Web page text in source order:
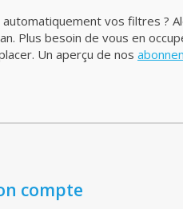
vos filtres ?
Plus besoin de vous en
Un aperçu de nos
compte